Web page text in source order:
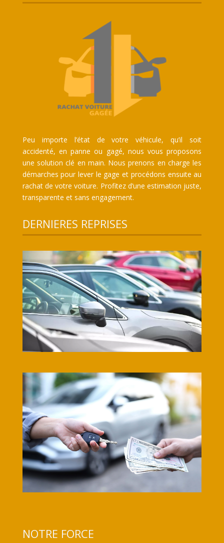
Peu importe l’état de votre véhicule, qu’il soit
accidenté, en panne ou gagé, nous vous proposons
une solution clé en main. Nous prenons en charge les
démarches pour lever le gage et procédons ensuite au
rachat de votre voiture. Profitez d’une estimation juste,
transparente et sans engagement.
DERNIERES REPRISES
NOTRE FORCE